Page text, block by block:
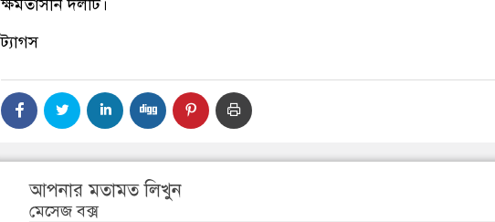
ক্ষমতাসীন দলটি।
ট্যাগস
আপনার মতামত লিখুন
মেসেজ বক্স